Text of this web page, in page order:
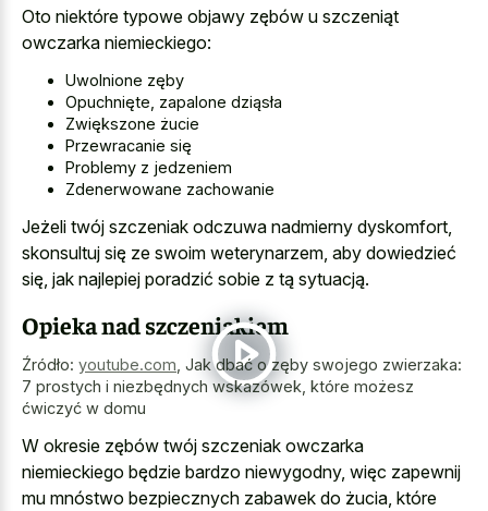
Oto niektóre typowe objawy zębów u szczeniąt
owczarka niemieckiego:
Uwolnione zęby
Opuchnięte, zapalone dziąsła
Zwiększone żucie
Przewracanie się
Problemy z jedzeniem
Zdenerwowane zachowanie
Jeżeli twój szczeniak odczuwa nadmierny dyskomfort,
skonsultuj się ze swoim weterynarzem, aby dowiedzieć
się, jak najlepiej poradzić sobie z tą sytuacją.
Opieka nad szczeniakiem
Źródło: youtube.com Jak dbać o zęby swojego zwierzaka:
7 prostych i niezbędnych wskazówek, które możesz
ćwiczyć w domu
W okresie zębów twój szczeniak owczarka
niemieckiego będzie bardzo niewygodny, więc zapewnij
mu mnóstwo bezpiecznych zabawek do żucia, które